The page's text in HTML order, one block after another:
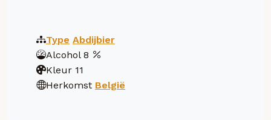
Type Abdijbier
Alcohol 8
Kleur 11
Herkomst België